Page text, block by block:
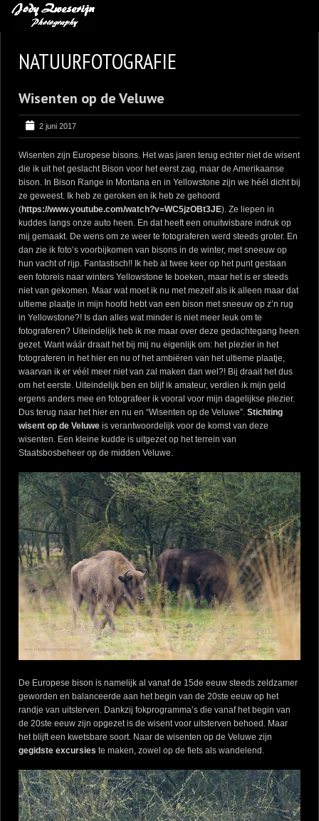
BLOG
LEREN VAN KUNST
BENCE MATE FOTOHUTTEN
OVER MIJ
CONTACT
NATUURFOTOGRAFIE
Wisenten op de Veluwe
2 juni 2017
Wisenten zijn Europese bisons. Het was jaren terug echter niet de wisent
die ik uit het geslacht Bison voor het eerst zag, maar de Amerikaanse
bison. In Bison Range in Montana en in Yellowstone zijn we héél dicht bij
ze geweest. Ik heb ze geroken en ik heb ze gehoord
(https://www.youtube.com/watch?v=WC5jzOBt3JE). Ze liepen in
kuddes langs onze auto heen. En dat heeft een onuitwisbare indruk op
mij gemaakt. De wens om ze weer te fotograferen werd steeds groter. En
dan zie ik foto’s voorbijkomen van bisons in de winter, met sneeuw op
hun vacht of rijp. Fantastisch!! Ik heb al twee keer op het punt gestaan
een fotoreis naar winters Yellowstone te boeken, maar het is er steeds
niet van gekomen. Maar wat moet ik nu met mezelf als ik alleen maar dat
ultieme plaatje in mijn hoofd hebt van een bison met sneeuw op z’n rug
in Yellowstone?! Is dan alles wat minder is niet meer leuk om te
fotograferen? Uiteindelijk heb ik me maar over deze gedachtegang heen
gezet. Want wáár draait het bij mij nu eigenlijk om: het plezier in het
fotograferen in het hier en nu of het ambiëren van het ultieme plaatje,
waarvan ik er véél meer niet van zal maken dan wel?! Bij draait het dus
om het eerste. Uiteindelijk ben en blijf ik amateur, verdien ik mijn geld
ergens anders mee en fotografeer ik vooral voor mijn dagelijkse plezier.
Dus terug naar het hier en nu en “Wisenten op de Veluwe”. Stichting
wisent op de Veluwe is verantwoordelijk voor de komst van deze
wisenten. Een kleine kudde is uitgezet op het terrein van
Staatsbosbeheer op de midden Veluwe.
De Europese bison is namelijk al vanaf de 15de eeuw steeds zeldzamer
geworden en balanceerde aan het begin van de 20ste eeuw op het
randje van uitsterven. Dankzij fokprogramma’s die vanaf het begin van
de 20ste eeuw zijn opgezet is de wisent voor uitsterven behoed. Maar
het blijft een kwetsbare soort. Naar de wisenten op de Veluwe zijn
gegidste excursies te maken, zowel op de fiets als wandelend.